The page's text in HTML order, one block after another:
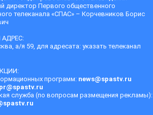
директор Первого общественного
телеканала «СПАС» – Корчевников Борис
а/я 59, для адресата: указать телеканал
программ: news@spastv.ru
pr@spastv.ru
служба (по вопросам размещения рекламы):